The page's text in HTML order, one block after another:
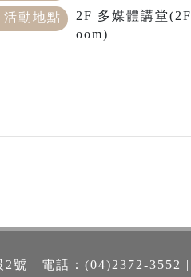
活動地點
2F 多媒體講堂
oom)
2號 | 電話：(04)2372-3552